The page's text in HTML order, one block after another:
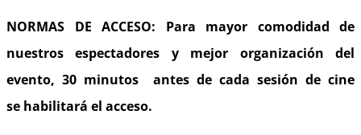
NORMAS DE ACCESO: Para mayor comodidad de
nuestros espectadores y mejor organización del
evento, 30 minutos antes de cada sesión de cine
se habilitará el acceso.